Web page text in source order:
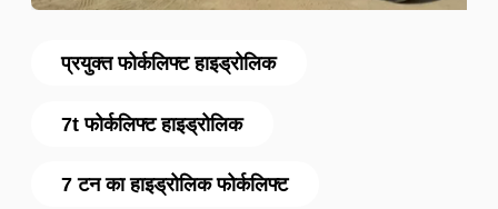
प्रयुक्त फोर्कलिफ्ट हाइड्रोलिक
7t फोर्कलिफ्ट हाइड्रोलिक
7 टन का हाइड्रोलिक फोर्कलिफ्ट